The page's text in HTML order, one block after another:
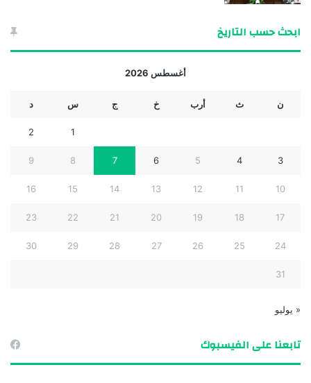
ابحث حسب التاريخ
أغسطس 2026
ن ث أرب خ ج س د
1
2
3
4
5
6
7
8
9
10
11
12
13
14
15
16
17
18
19
20
21
22
23
24
25
26
27
28
29
30
31
« يوليو
تابعنا على الفيسبوك